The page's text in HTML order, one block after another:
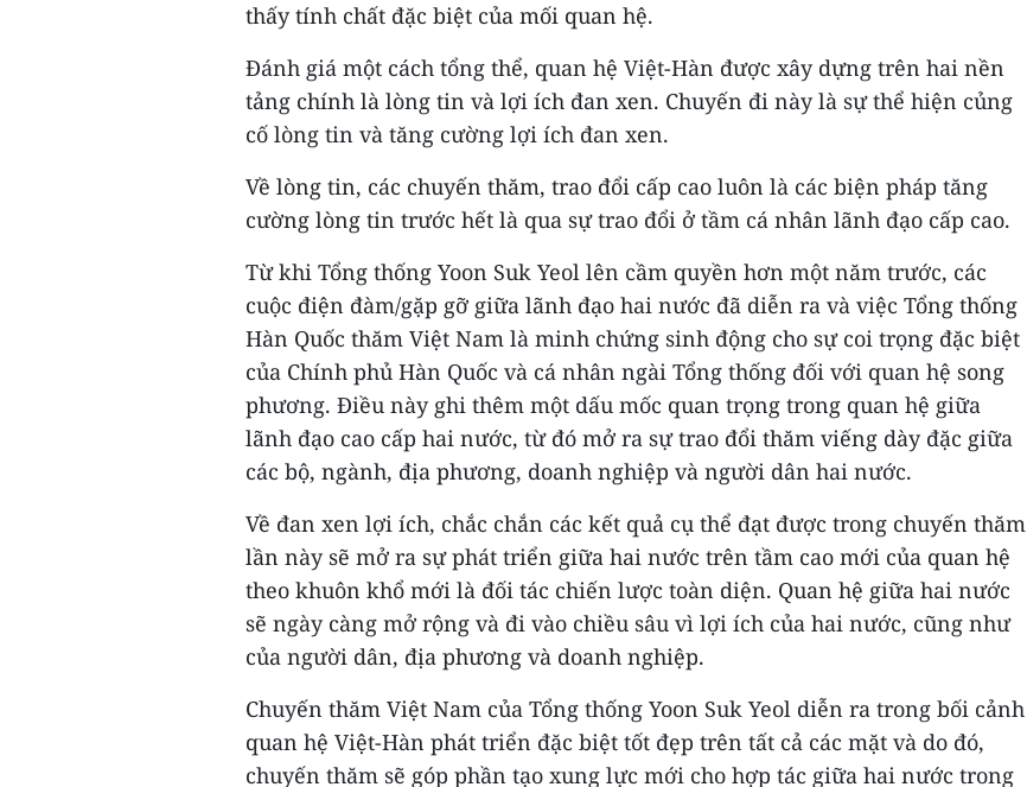
thấy tính chất đặc biệt của mối quan hệ.
Đánh giá một cách tổng thể, quan hệ Việt-Hàn được xây dựng trên hai nền
tảng chính là lòng tin và lợi ích đan xen. Chuyến đi này là sự thể hiện củng
cố lòng tin và tăng cường lợi ích đan xen.
Về lòng tin, các chuyến thăm, trao đổi cấp cao luôn là các biện pháp tăng
cường lòng tin trước hết là qua sự trao đổi ở tầm cá nhân lãnh đạo cấp cao.
Từ khi Tổng thống Yoon Suk Yeol lên cầm quyền hơn một năm trước, các
cuộc điện đàm/gặp gỡ giữa lãnh đạo hai nước đã diễn ra và việc Tổng thống
Hàn Quốc thăm Việt Nam là minh chứng sinh động cho sự coi trọng đặc biệt
của Chính phủ Hàn Quốc và cá nhân ngài Tổng thống đối với quan hệ song
phương. Điều này ghi thêm một dấu mốc quan trọng trong quan hệ giữa
lãnh đạo cao cấp hai nước, từ đó mở ra sự trao đổi thăm viếng dày đặc giữa
các bộ, ngành, địa phương, doanh nghiệp và người dân hai nước.
Về đan xen lợi ích, chắc chắn các kết quả cụ thể đạt được trong chuyến thăm
lần này sẽ mở ra sự phát triển giữa hai nước trên tầm cao mới của quan hệ
theo khuôn khổ mới là đối tác chiến lược toàn diện. Quan hệ giữa hai nước
sẽ ngày càng mở rộng và đi vào chiều sâu vì lợi ích của hai nước, cũng như
của người dân, địa phương và doanh nghiệp.
Chuyến thăm Việt Nam của Tổng thống Yoon Suk Yeol diễn ra trong bối cảnh
quan hệ Việt-Hàn phát triển đặc biệt tốt đẹp trên tất cả các mặt và do đó,
chuyến thăm sẽ góp phần tạo xung lực mới cho hợp tác giữa hai nước trong